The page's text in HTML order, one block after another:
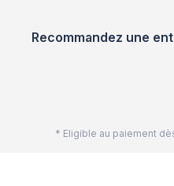
Recommandez une
* Eligible au paiement